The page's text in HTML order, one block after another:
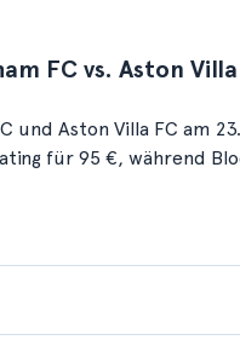
FC vs. Aston
und Aston Villa FC am
für 95 €, während